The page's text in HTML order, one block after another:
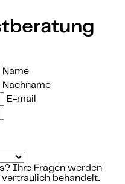
Name
Nachname
E-mail
Ihre Fragen werden
behandelt.